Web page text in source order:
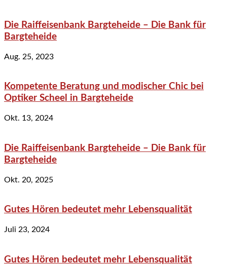
Die Raiffeisenbank Bargteheide – Die Bank für
Bargteheide
Aug. 25, 2023
Kompetente Beratung und modischer Chic bei
Optiker Scheel in Bargteheide
Okt. 13, 2024
Die Raiffeisenbank Bargteheide – Die Bank für
Bargteheide
Okt. 20, 2025
Gutes Hören bedeutet mehr Lebensqualität
Juli 23, 2024
Gutes Hören bedeutet mehr Lebensqualität